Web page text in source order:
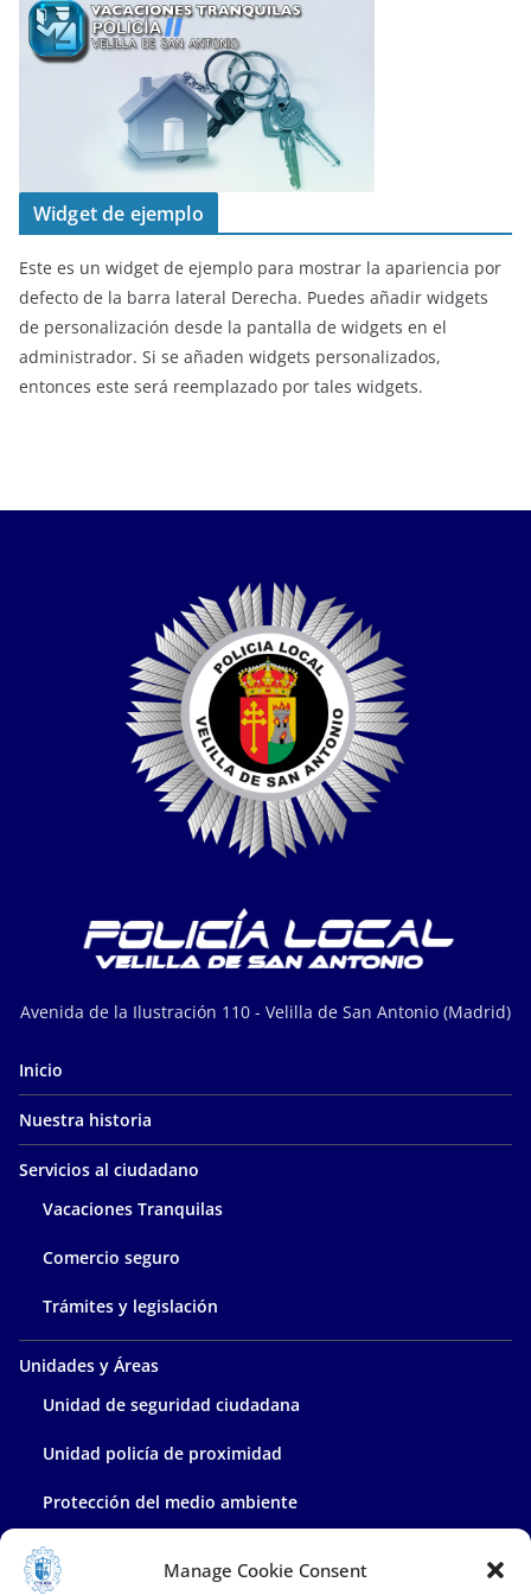
Manage Cookie Consent
Widget de ejemplo
Este es un widget de ejemplo para mostrar la apariencia por
defecto de la barra lateral Derecha. Puedes añadir widgets
de personalización desde la pantalla de widgets en el
administrador. Si se añaden widgets personalizados,
entonces este será reemplazado por tales widgets.
Avenida de la Ilustración 110 - Velilla de San Antonio (Madrid)
Inicio
Nuestra historia
Servicios al ciudadano
Vacaciones Tranquilas
Comercio seguro
Trámites y legislación
Unidades y Áreas
Unidad de seguridad ciudadana
Unidad policía de proximidad
Protección del medio ambiente
Policía administrativa